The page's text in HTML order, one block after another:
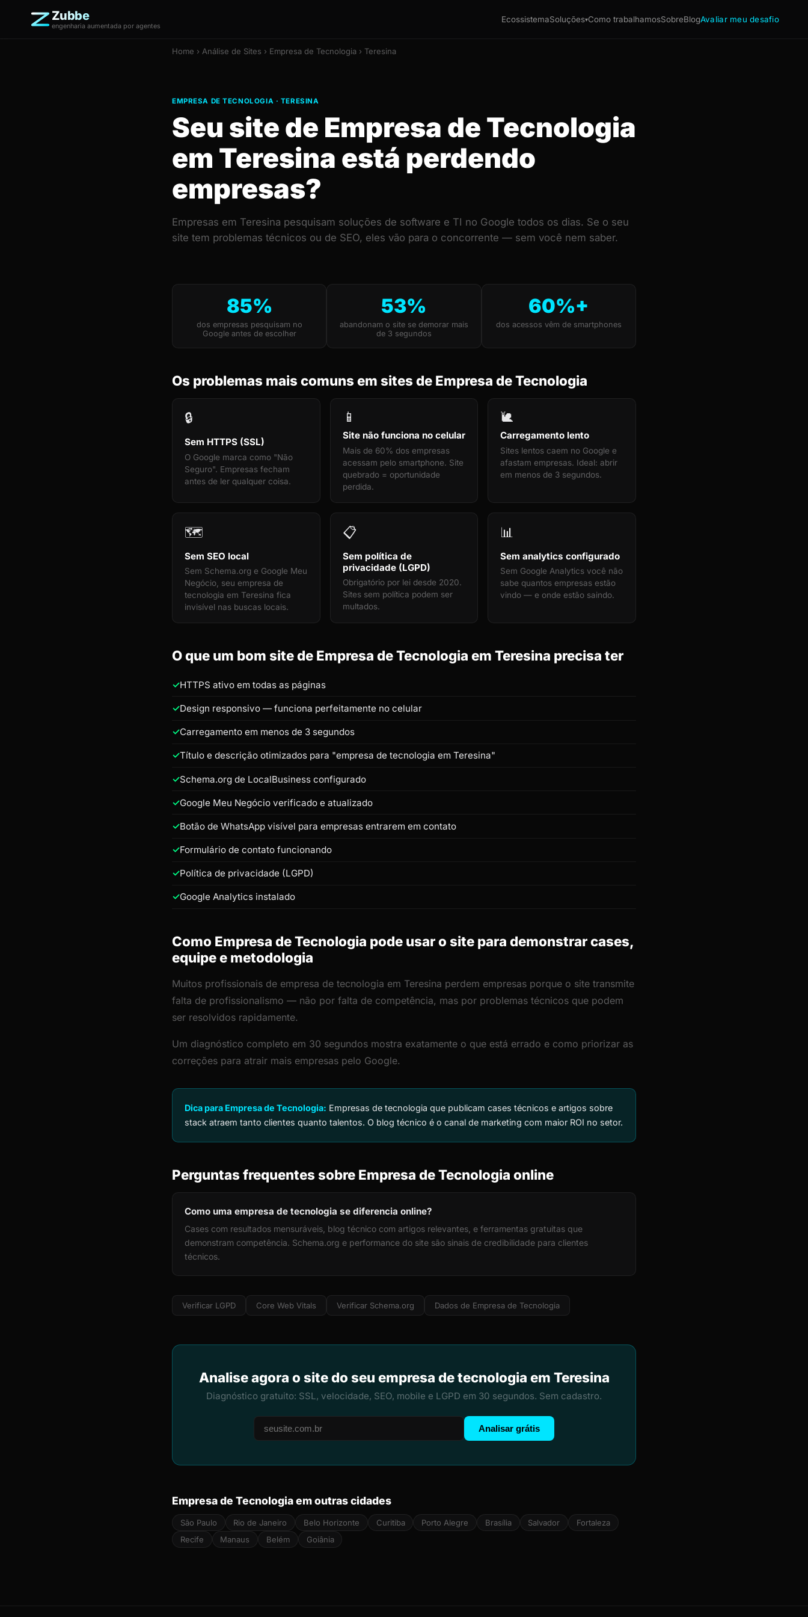
Zubbe
engenharia aumentada por agentes
EcossistemaSoluções▾Como trabalhamosSobreBlogAvaliar meu desafio
Home › Análise de Sites › Empresa de Tecnologia › Teresina
EMPRESA DE TECNOLOGIA · TERESINA
Seu site de Empresa de Tecnologia
em Teresina está perdendo
empresas?
Empresas em Teresina pesquisam soluções de software e TI no Google todos os dias. Se o seu
site tem problemas técnicos ou de SEO, eles vão para o concorrente — sem você nem saber.
85%
dos empresas pesquisam no
Google antes de escolher
53%
abandonam o site se demorar mais
de 3 segundos
60%+
dos acessos vêm de smartphones
Os problemas mais comuns em sites de Empresa de Tecnologia
🔒
Sem HTTPS (SSL)
O Google marca como "Não
Seguro". Empresas fecham
antes de ler qualquer coisa.
📱
Site não funciona no celular
Mais de 60% dos empresas
acessam pelo smartphone. Site
quebrado = oportunidade
perdida.
🐌
Carregamento lento
Sites lentos caem no Google e
afastam empresas. Ideal: abrir
em menos de 3 segundos.
🗺️
Sem SEO local
Sem Schema.org e Google Meu
Negócio, seu empresa de
tecnologia em Teresina fica
invisível nas buscas locais.
📋
Sem política de
privacidade (LGPD)
Obrigatório por lei desde 2020.
Sites sem política podem ser
multados.
📊
Sem analytics configurado
Sem Google Analytics você não
sabe quantos empresas estão
vindo — e onde estão saindo.
O que um bom site de Empresa de Tecnologia em Teresina precisa ter
HTTPS ativo em todas as páginas
Design responsivo — funciona perfeitamente no celular
Carregamento em menos de 3 segundos
Título e descrição otimizados para "empresa de tecnologia em Teresina"
Schema.org de LocalBusiness configurado
Google Meu Negócio verificado e atualizado
Botão de WhatsApp visível para empresas entrarem em contato
Formulário de contato funcionando
Política de privacidade (LGPD)
Google Analytics instalado
Como Empresa de Tecnologia pode usar o site para demonstrar cases,
equipe e metodologia
Muitos profissionais de empresa de tecnologia em Teresina perdem empresas porque o site transmite
falta de profissionalismo — não por falta de competência, mas por problemas técnicos que podem
ser resolvidos rapidamente.
Um diagnóstico completo em 30 segundos mostra exatamente o que está errado e como priorizar as
correções para atrair mais empresas pelo Google.
Dica para Empresa de Tecnologia: Empresas de tecnologia que publicam cases técnicos e artigos sobre
stack atraem tanto clientes quanto talentos. O blog técnico é o canal de marketing com maior ROI no setor.
Perguntas frequentes sobre Empresa de Tecnologia online
Como uma empresa de tecnologia se diferencia online?
Cases com resultados mensuráveis, blog técnico com artigos relevantes, e ferramentas gratuitas que
demonstram competência. Schema.org e performance do site são sinais de credibilidade para clientes
técnicos.
Verificar LGPD Core Web Vitals Verificar Schema.org Dados de Empresa de Tecnologia
Analise agora o site do seu empresa de tecnologia em Teresina
Diagnóstico gratuito: SSL, velocidade, SEO, mobile e LGPD em 30 segundos. Sem cadastro.
Analisar grátis
Empresa de Tecnologia em outras cidades
São Paulo Rio de Janeiro Belo Horizonte Curitiba Porto Alegre Brasília Salvador
Fortaleza
Recife
Manaus Belém Goiânia